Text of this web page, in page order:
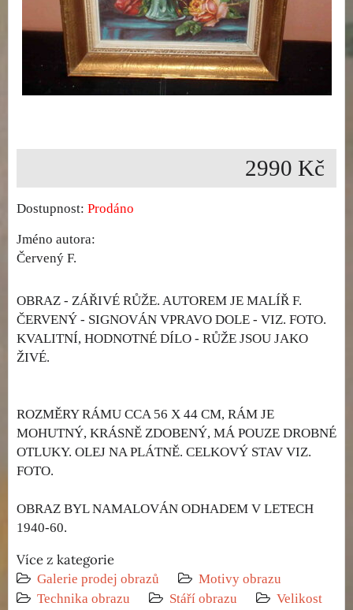
2990 Kč
Dostupnost: Prodáno
Jméno autora:
Červený F.
OBRAZ - ZÁŘIVÉ RŮŽE. AUTOREM JE MALÍŘ F.
ČERVENÝ - SIGNOVÁN VPRAVO DOLE - VIZ. FOTO.
KVALITNÍ, HODNOTNÉ DÍLO - RŮŽE JSOU JAKO
ŽIVÉ.
ROZMĚRY RÁMU CCA 56 X 44 CM, RÁM JE
MOHUTNÝ, KRÁSNĚ ZDOBENÝ, MÁ POUZE DROBNÉ
OTLUKY. OLEJ NA PLÁTNĚ. CELKOVÝ STAV VIZ.
FOTO.
OBRAZ BYL NAMALOVÁN ODHADEM V LETECH
1940-60.
Více z kategorie
Galerie prodej obrazů
Motivy obrazu
Technika obrazu
Stáří obrazu
Velikost